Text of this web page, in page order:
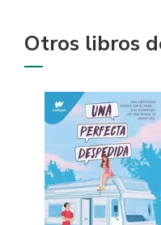
Otros libros